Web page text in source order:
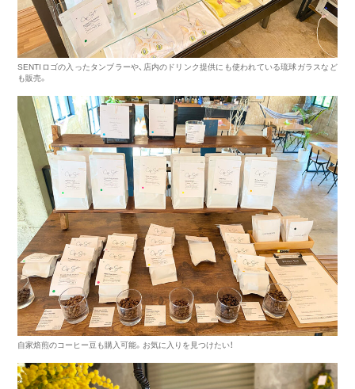
SENTIロゴの入ったタンブラーや、店内のドリンク提供にも使われている琉球ガラスなど
も販売。
自家焙煎のコーヒー豆も購入可能。お気に入りを見つけたい！